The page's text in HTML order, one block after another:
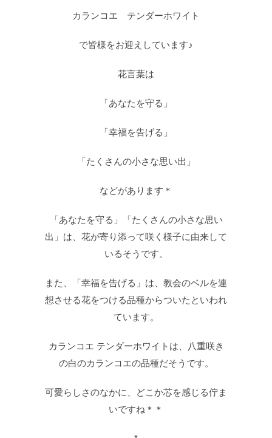
カランコエ テンダーホワイト
で皆様をお迎えしています♪
花言葉は
「あなたを守る」
「幸福を告げる」
「たくさんの小さな思い出」
などがあります＊
「あなたを守る」「たくさんの小さな思い
出」は、花が寄り添って咲く様子に由来して
いるそうです。
また、「幸福を告げる」は、教会のベルを連
想させる花をつける品種からついたといわれ
ています。
カランコエ テンダーホワイトは、八重咲き
の白のカランコエの品種だそうです。
可愛らしさのなかに、どこか芯を感じる佇ま
いですね＊＊